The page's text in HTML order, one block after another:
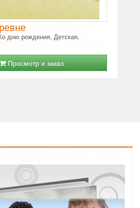
дню рождения, Детская,
Просмотр и заказ